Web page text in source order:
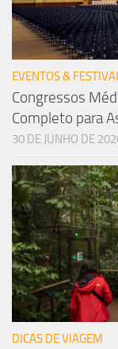
EVENTOS &
Congressos
Completo para
30 DE JUNHO DE
DICAS DE VIAGEM